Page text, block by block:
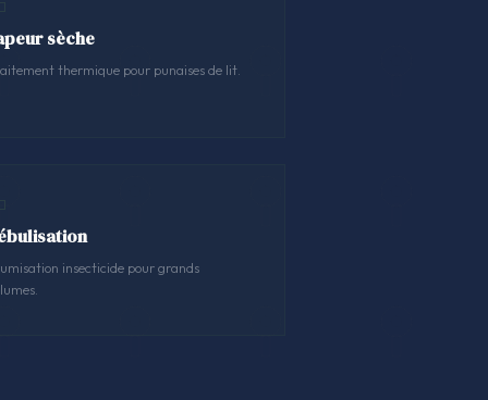
sèche
thermique pour punaises de lit.
insecticide pour grands